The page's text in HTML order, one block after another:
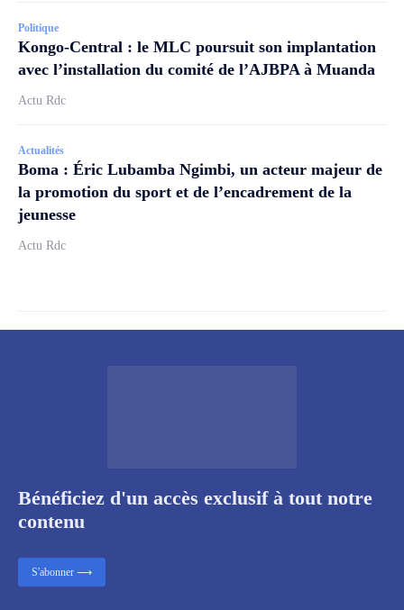
Politique
Kongo-Central : le MLC poursuit son implantation
avec l’installation du comité de l’AJBPA à Muanda
Actu Rdc
Actualités
Boma : Éric Lubamba Ngimbi, un acteur majeur de
la promotion du sport et de l’encadrement de la
jeunesse
Actu Rdc
Bénéficiez d'un accès exclusif à tout notre
contenu
S'abonner ⟶